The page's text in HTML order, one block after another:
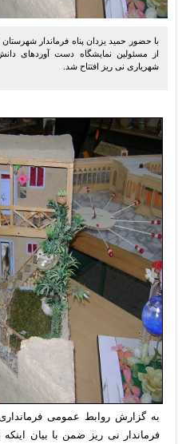
با حضور حمید یزدان پناه فرماندار
از مسئولین نمایشگاه دست آوردهای
شهریاری نی ریز افتتاح شد.
به گزارش روابط عمومی
فرماندار نی ریز ضمن با بیان